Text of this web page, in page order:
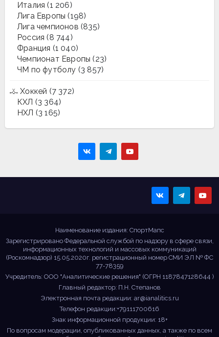
Италия (1 206)
Лига Европы (198)
Лига чемпионов (835)
Россия (8 744)
Франция (1 040)
Чемпионат Европы (23)
ЧМ по футболу (3 857)
Хоккей (7 372)
КХЛ (3 364)
НХЛ (3 165)
Наименование издания: СпортМапс
Зарегистрировано Федеральной службой по надзору в сфере связи,
информационных технологий и массовых коммуникаций
(Роскомнадзор) 15.05.2020г. регистрационный номер СМИ ЭЛ № ФС
77-78359
Учредитель: ООО "Аналитические решения" (ОГРН 1187847128644 )
Главный редактор: П.Н. Степанов
Электронная почта редакции: ar@ianalitics.ru
Телефон редакции:+79111700616
Знак информационной продукции: 18+
По вопросам модерации, опубликованных данных, а также по всем